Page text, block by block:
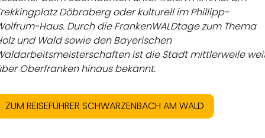
Döbraberg oder kulturell im Phillipp-
Haus. Durch die FrankenWALDtage zum Thema
und Wald sowie den Bayerischen
ist die Stadt mittlerweile
Oberfranken hinaus bekannt.
ZUM REISEFÜHRER SCHWARZENBACH AM WALD